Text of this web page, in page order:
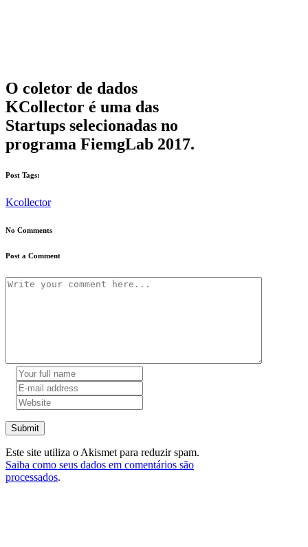
O coletor de dados
KCollector é uma das
Startups selecionadas no
programa FiemgLab 2017.
Post Tags:
Kcollector
No Comments
Post a Comment
Submit
Este site utiliza o Akismet para reduzir spam.
Saiba como seus dados em comentários são
processados.